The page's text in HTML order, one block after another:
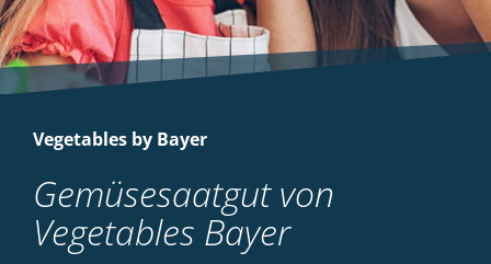
Vegetables by Bayer
Gemüsesaatgut von
Vegetables Bayer